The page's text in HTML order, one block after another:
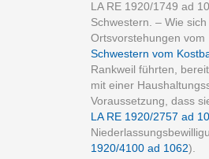
LA RE 1920/1749 ad
Schwestern. – Wie
Ortsvorstehungen
Schwestern vom
Rankweil führten,
mit einer
Voraussetzung, dass
LA RE 1920/2757 ad
1920/4100 ad 1062).